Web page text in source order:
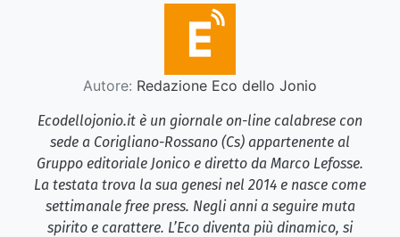
Autore: Redazione Eco dello Jonio
Ecodellojonio.it è un giornale on-line calabrese con
sede a Corigliano-Rossano (Cs) appartenente al
Gruppo editoriale Jonico e diretto da Marco Lefosse.
La testata trova la sua genesi nel 2014 e nasce come
settimanale free press. Negli anni a seguire muta
spirito e carattere. L’Eco diventa più dinamico, si